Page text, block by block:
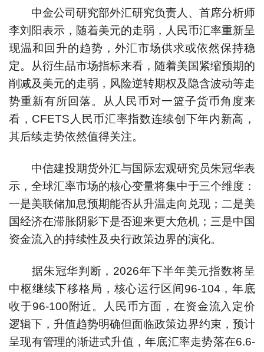
中金公司研究部外汇研究负责人、首席分析师
李刘阳表示，随着美元的走弱，人民币汇率重新呈
现温和回升的趋势，外汇市场供求或依然保持稳
定。从衍生品市场指标来看，随着美国紧缩预期的
削减及美元的走弱，风险逆转期权及隐含波动等走
势重新有所回落。从人民币对一篮子货币角度来
看，CFETS人民币汇率指数连续创下年内新高，
其后续走势依然值得关注。
中信建投期货外汇与国际宏观研究员朱冠华表
示，全球汇率市场的核心变量将集中于三个维度：
一是美联储加息预期能否从升温走向兑现；二是美
国经济在滞胀阴影下是否迎来更大危机；三是中国
资金流入的持续性及央行政策边界的演化。
据朱冠华判断，2026年下半年美元指数将呈
中枢继续下移格局，核心运行区间96-104，年底
收于96-100附近。人民币方面，在资金流入定价
逻辑下，升值趋势明确但面临政策边界约束，预计
呈现有管理的渐进式升值，年底汇率走势落在6.6-